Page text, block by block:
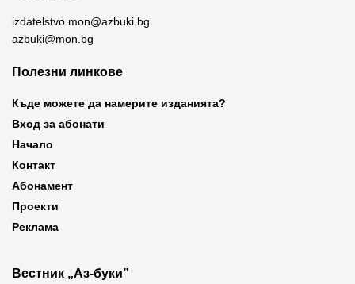
izdatelstvo.mon@azbuki.bg
azbuki@mon.bg
Полезни линкове
Къде можете да намерите изданията?
Вход за абонати
Начало
Контакт
Абонамент
Проекти
Реклама
Вестник „Аз-буки”